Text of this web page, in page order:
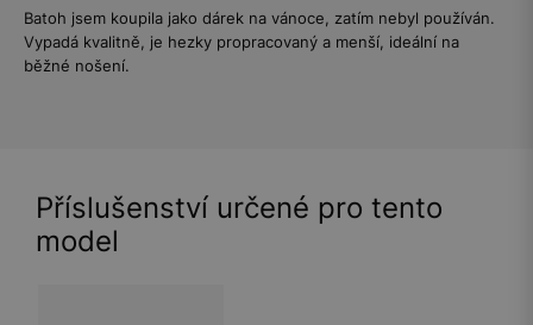
Batoh jsem koupila jako dárek na vánoce, zatím nebyl používán.
Vypadá kvalitně, je hezky propracovaný a menší, ideální na
běžné nošení.
Příslušenství určené pro tento
model